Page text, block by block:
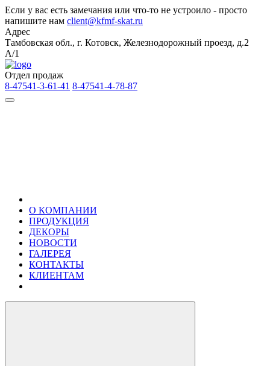
Если у вас есть замечания или что-то не устроило - просто
напишите нам client@kfmf-skat.ru
Адрес
Тамбовская обл., г. Котовск, Железнодорожный проезд, д.2
А/1
Отдел продаж
8-47541-3-61-41 8-47541-4-78-87
О КОМПАНИИ
ПРОДУКЦИЯ
ДЕКОРЫ
НОВОСТИ
ГАЛЕРЕЯ
КОНТАКТЫ
КЛИЕНТАМ